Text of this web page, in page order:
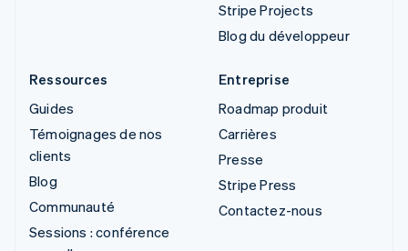
Stripe Projects
Blog du développeur
Ressources
Guides
Témoignages de nos
clients
Blog
Communauté
Sessions : conférence
Entreprise
Roadmap produit
Carrières
Presse
Stripe Press
Contactez-nous